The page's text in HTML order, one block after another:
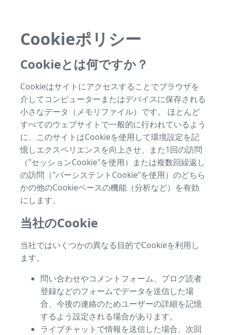
Cookieポリシー
Cookieとは何ですか？
Cookieはサイトにアクセスすることでブラウザを
介してコンピューターまたはデバイスに保存される
小さなデータ（メモリファイル）です。 ほとんど
すべてのウェブサイトで一般的に行われているよう
に、このサイトはCookieを使用して環境設定を記
憶しエクスペリエンスを向上させ、また1回の訪問
（"セッションCookie"を使用）または複数回繰返し
の訪問（"パーシステントCookie"を使用）のどちら
かの他のCookieベースの機能（分析など）を有効
にします。
当社のCookie
当社ではいくつかの異なる目的でCookieを利用し
ます。
問い合わせやコメントフォーム、ブログ読者
登録などのフォームでデータを送信した場
合、今後の連絡のためユーザーの詳細を記憶
するよう設定される場合があります。
ライブチャットで情報を送信した場合、次回